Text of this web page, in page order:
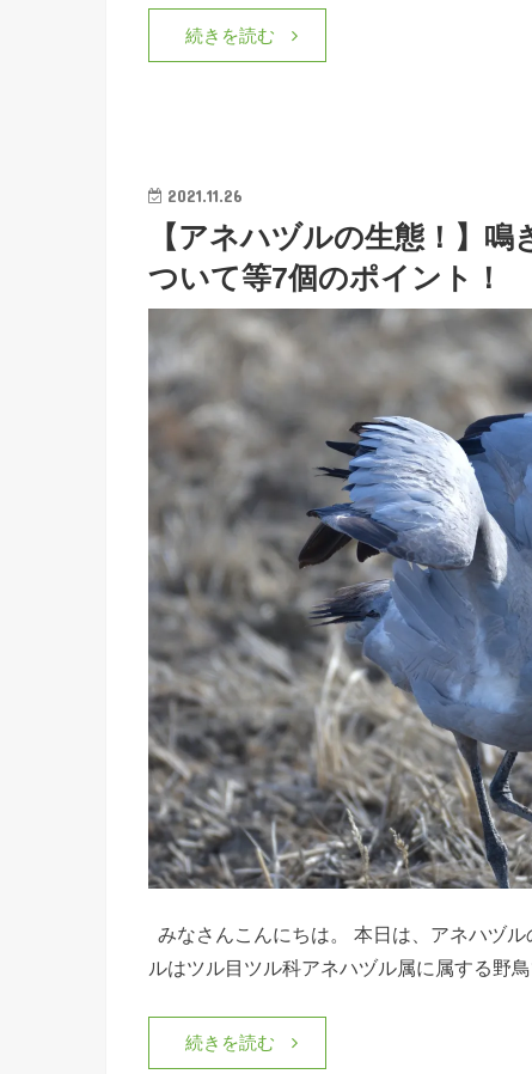
続きを読む
2021.11.26
【アネハヅルの生態！】
ついて等7個のポイント！
みなさんこんにちは。 本日は、アネハヅ
ルはツル目ツル科アネハヅル属に属する
続きを読む